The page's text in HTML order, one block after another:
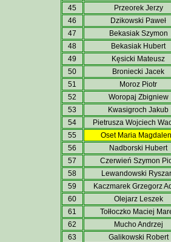
45
Przeorek Jerzy
46
Dzikowski Paweł
47
Bekasiak Szymon
48
Bekasiak Hubert
49
Kęsicki Mateusz
50
Broniecki Jacek
51
Moroz Piotr
52
Woropaj Zbigniew
53
Kwasigroch Jakub
54
Pietrusza Wojciech
55
Oset Maria
56
Nadborski Hubert
57
Czerwień Szymon
58
Lewandowski
59
Kaczmarek Grzegorz
60
Olejarz Leszek
61
Tołłoczko Maciej
62
Mucho Andrzej
63
Galikowski Robert